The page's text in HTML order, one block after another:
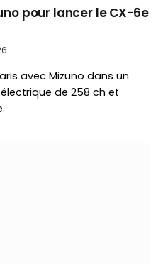
pour lancer le CX-6e
avec Mizuno dans un
électrique de 258 ch et